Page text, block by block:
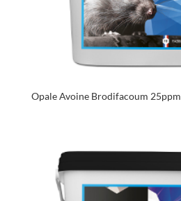
Opale Avoine Brodifacoum 25ppm